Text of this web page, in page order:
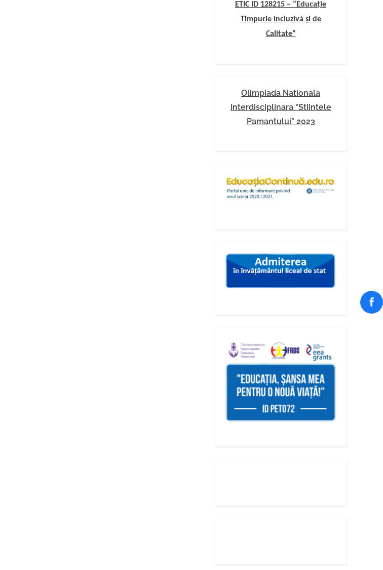
ETIC ID 128215 – ”Educație
Timpurie Incluzivă și de
Calitate”
Olimpiada Nationala
Interdisciplinara "Stiintele
Pamantului" 2023